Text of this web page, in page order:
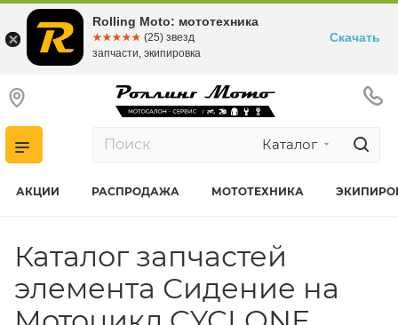
Каталог
АКЦИИ РАСПРОДАЖА МОТОТЕХНИКА
Каталог запчастей
элемента Сидение на
Rolling Moto: мототехника
☆☆☆☆☆
★★★★★ (25) звезд
запчасти, экипировка
Скачать